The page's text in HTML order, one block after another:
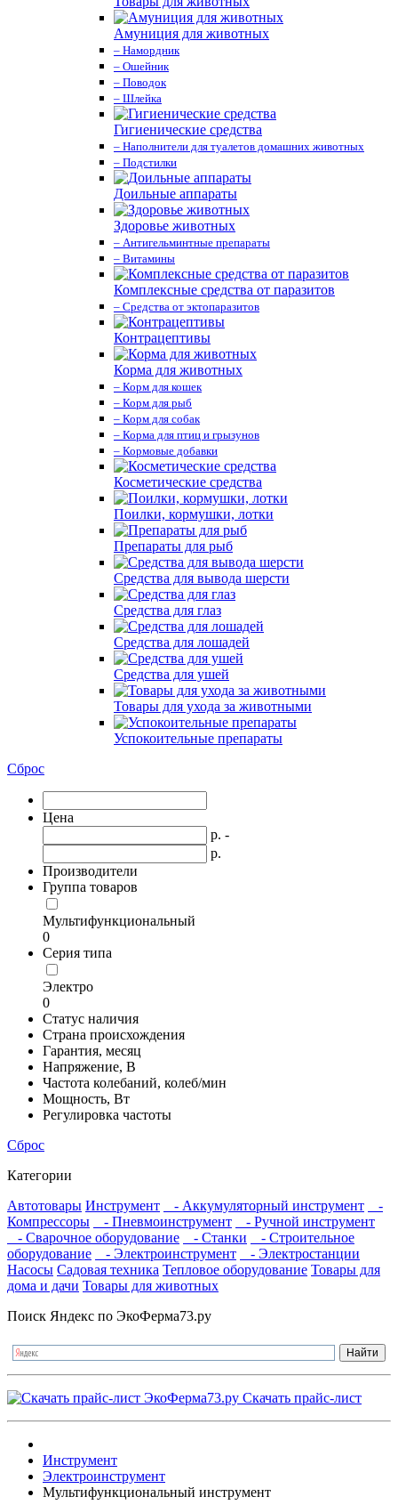
Амуниция для животных
– Намордник
– Ошейник
– Поводок
– Шлейка
Гигиенические средства
– Наполнители для туалетов домашних животных
– Подстилки
Доильные аппараты
Здоровье животных
– Антигельминтные препараты
– Витамины
Комплексные средства от паразитов
– Средства от эктопаразитов
Контрацептивы
Корма для животных
– Корм для кошек
– Корм для рыб
– Корм для собак
– Корма для птиц и грызунов
– Кормовые добавки
Косметические средства
Поилки, кормушки, лотки
Препараты для рыб
Средства для вывода шерсти
Средства для глаз
Средства для лошадей
Средства для ушей
Товары для ухода за животными
Успокоительные препараты
Сброс
Цена
р. -
р.
Производители
Группа товаров
Мультифункциональный
0
Серия типа
Электро
0
Статус наличия
Страна происхождения
Гарантия, месяц
Напряжение, В
Частота колебаний, колеб/мин
Мощность, Вт
Регулировка частоты
Сброс
Категории
Автотовары Инструмент - Аккумуляторный инструмент
-
Компрессоры
- Пневмоинструмент
- Ручной инструмент
- Сварочное оборудование
- Станки
- Строительное
оборудование
- Электроинструмент
- Электростанции
Насосы Садовая техника Тепловое оборудование Товары для
дома и дачи Товары для животных
Поиск Яндекс по ЭкоФерма73.ру
Скачать прайс-лист
Инструмент
Электроинструмент
Мультифункциональный инструмент